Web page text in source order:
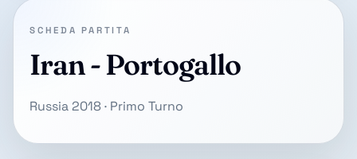
SCHEDA PARTITA
Iran - Portogallo
Russia 2018 · Primo Turno